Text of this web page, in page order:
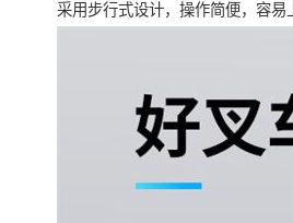
采用步行式设计，操作简便，容易